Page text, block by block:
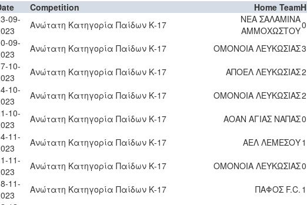
Competition Home TeamH
09-
Ανώτατη Κατηγορία Παίδων Κ-17
ΝΕΑ ΣΑΛΑΜΙΝΑ
ΑΜΜΟΧΩΣΤΟΥ0
09-
Ανώτατη Κατηγορία Παίδων Κ-17 ΟΜΟΝΟΙΑ ΛΕΥΚΩΣΙΑΣ3
10-
Ανώτατη Κατηγορία Παίδων Κ-17 ΑΠΟΕΛ ΛΕΥΚΩΣΙΑΣ2
10-
Ανώτατη Κατηγορία Παίδων Κ-17 ΟΜΟΝΟΙΑ ΛΕΥΚΩΣΙΑΣ2
10-
Ανώτατη Κατηγορία Παίδων Κ-17 ΑΟΑΝ ΑΓΙΑΣ ΝΑΠΑΣ0
11-
Ανώτατη Κατηγορία Παίδων Κ-17 ΑΕΛ ΛΕΜΕΣΟΥ1
11-
Ανώτατη Κατηγορία Παίδων Κ-17 ΟΜΟΝΟΙΑ ΛΕΥΚΩΣΙΑΣ0
11-
Ανώτατη Κατηγορία Παίδων Κ-17 ΠΑΦΟΣ F.C. 1